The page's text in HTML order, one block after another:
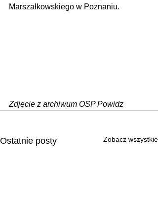
Marszałkowskiego w Poznaniu.
Zdjęcie z archiwum OSP Powidz
Ostatnie posty Zobacz wszystkie